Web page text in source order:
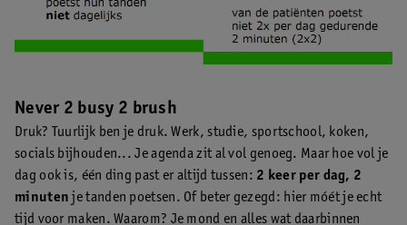
Never 2 busy 2 brush
Druk? Tuurlijk ben je druk. Werk, studie, sportschool, koken,
socials bijhouden... Je agenda zit al vol genoeg. Maar hoe vol je
dag ook is, één ding past er altijd tussen: 2 keer per dag, 2
minuten je tanden poetsen. Of beter gezegd: hier móét je echt
tijd voor maken. Waarom? Je mond en alles wat daarbinnen